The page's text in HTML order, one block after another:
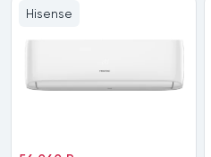
Hisense